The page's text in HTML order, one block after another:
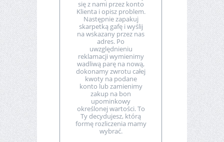
się z nami przez konto
Klienta i opisz problem.
Następnie zapakuj
skarpetką gafę i wyślij
na wskazany przez nas
adres. Po
uwzględnieniu
reklamacji wymienimy
wadliwą parę na nową,
dokonamy zwrotu całej
kwoty na podane
konto lub zamienimy
zakup na bon
upominkowy
określonej wartości. To
Ty decydujesz, którą
formę rozliczenia mamy
wybrać.